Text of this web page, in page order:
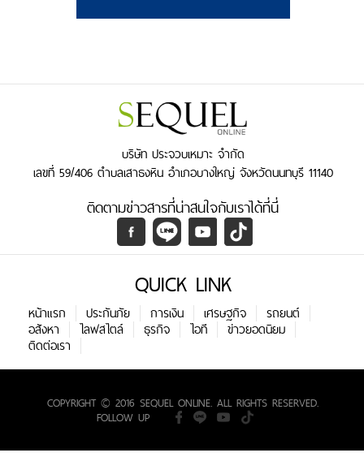
บริษัท ประจวบเหมาะ จำกัด
เลขที่ 59/406 ตำบลเสาธงหิน อำเภอบางใหญ่ จังหวัดนนทบุรี 11140
ติดตามข่าวสารที่น่าสนใจกับเราได้ที่นี่
QUICK LINK
หน้าแรก ประกันภัย การเงิน เศรษฐกิจ
รถยนต์
อสังหา
ไลฟสไตล์ ธุรกิจ ไอที
ข่าวยอดนิยม
ติดต่อเรา
COPYRIGHT © 2016 SEQUEL ONLINE. ALL RIGHTS RESERVED.
FOLLOW UP